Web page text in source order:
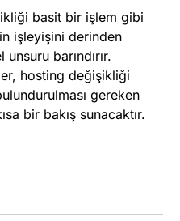
basit bir işlem gibi
işleyişini derinden
barındırır.
hosting değişikliği
gereken
bir bakış sunacaktır.